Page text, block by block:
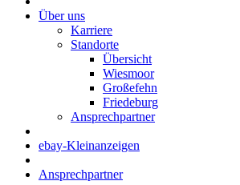
Über uns
Karriere
Standorte
Übersicht
Wiesmoor
Großefehn
Friedeburg
Ansprechpartner
ebay-Kleinanzeigen
Ansprechpartner